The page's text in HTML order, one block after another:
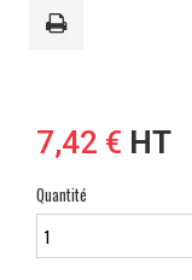
7,42 € HT
Quantité